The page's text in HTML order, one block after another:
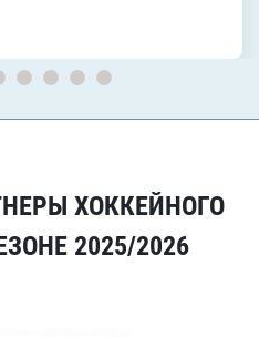
ХОККЕЙНОГО
2025/2026